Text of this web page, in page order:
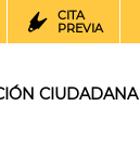
CITA
PREVIA
CIUDADANA